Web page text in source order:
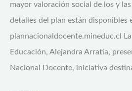
mayor valoración social de los y
detalles del plan están disponibles
plannacionaldocente.mineduc.cl
Educación, Alejandra Arratia,
Nacional Docente, iniciativa
reconocimiento
y
desarrollo
profesional